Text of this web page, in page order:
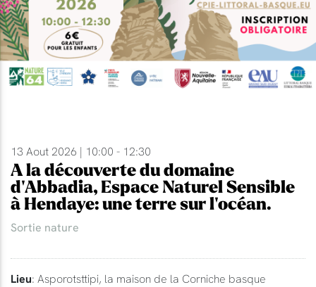
13 Aout 2026 | 10:00 - 12:30
A la découverte du domaine
d'Abbadia, Espace Naturel Sensible
à Hendaye: une terre sur l'océan.
Sortie nature
Lieu: Asporotsttipi, la maison de la Corniche basque